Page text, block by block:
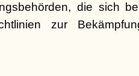
die sich
zur